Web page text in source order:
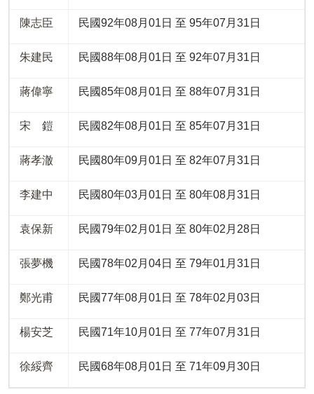
陳志臣 民國92年08月01日 至 95年07月31日
朱建民 民國88年08月01日 至 92年07月31日
蔣偉寧 民國85年08月01日 至 88年07月31日
宋 鎧 民國82年08月01日 至 85年07月31日
蔣孝澈 民國80年09月01日 至 82年07月31日
李建中 民國80年03月01日 至 80年08月31日
袁保新 民國79年02月01日 至 80年02月28日
張夢機 民國78年02月04日 至 79年01月31日
鄭光甫 民國77年08月01日 至 78年02月03日
楊安芝 民國71年10月01日 至 77年07月31日
徐綏齊 民國68年08月01日 至 71年09月30日